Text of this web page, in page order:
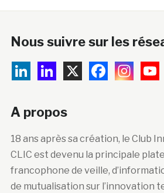
Nous suivre sur les
A propos
18 ans après sa création, le Club
CLIC est devenu la principale
francophone de veille,
de mutualisation sur l’innovation